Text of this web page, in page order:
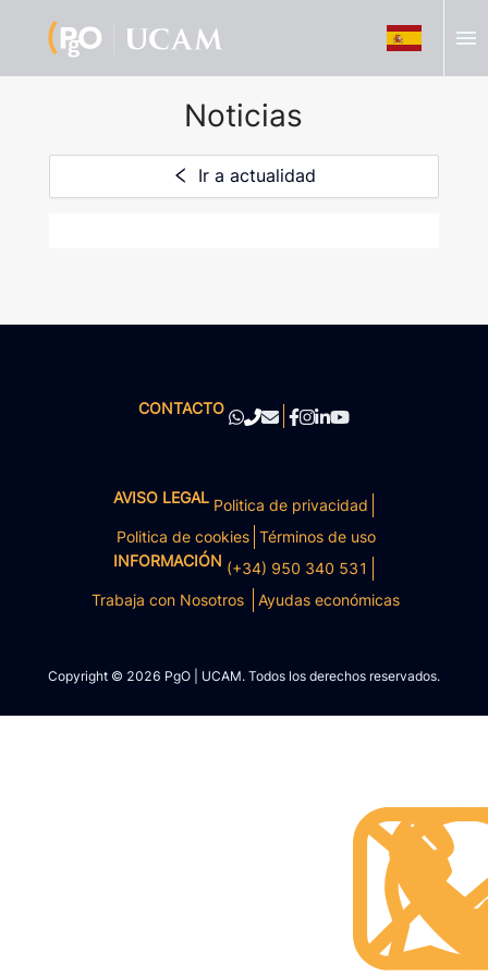
menu
Noticias
Ir a actualidad
CONTACTO
AVISO LEGAL Politica de privacidad
Politica de cookies Términos de uso
INFORMACIÓN (+34) 950 340 531
Trabaja con Nosotros
Ayudas económicas
Copyright © 2026 PgO | UCAM. Todos los derechos reservados.